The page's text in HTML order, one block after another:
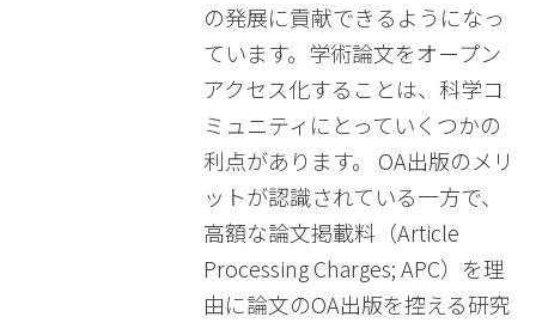
の発展に貢献できるようになっ
ています。学術論文をオープン
アクセス化することは、科学コ
ミュニティにとっていくつかの
利点があります。 OA出版のメリ
ットが認識されている一方で、
高額な論文掲載料（Article
Processing Charges; APC）を理
由に論文のOA出版を控える研究